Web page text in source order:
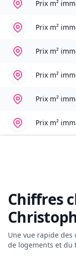
Prix m²
Prix m²
Prix m²
Prix m²
Prix m²
Prix m²
Chiffres
Une vue rapide
de logements et du